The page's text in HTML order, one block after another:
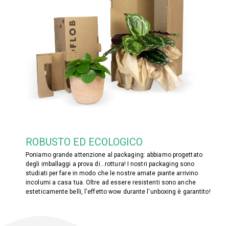
ROBUSTO ED ECOLOGICO
Poniamo grande attenzione al packaging: abbiamo progettato
degli imballaggi a prova di...rottura! I nostri packaging sono
studiati per fare in modo che le nostre amate piante arrivino
incolumi a casa tua. Oltre ad essere resistenti sono anche
esteticamente belli, l'effetto wow durante l'unboxing è garantito!